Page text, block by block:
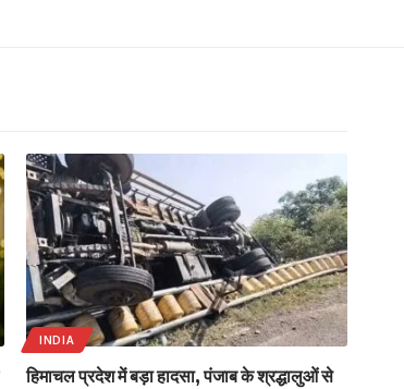
INDIA
हिमाचल प्रदेश में बड़ा हादसा, पंजाब के श्रद्धालुओं से